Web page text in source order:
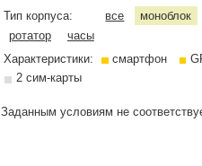
Тип корпуса:
все
моноблок
ротатор
часы
Характеристики:
смартфон
2 сим-карты
Заданным условиям не